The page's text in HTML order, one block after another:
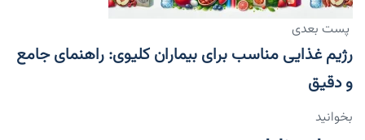
پست بعدی
رژیم غذایی مناسب برای بیماران کلیوی: راهنمای جامع
و دقیق
بخوانید